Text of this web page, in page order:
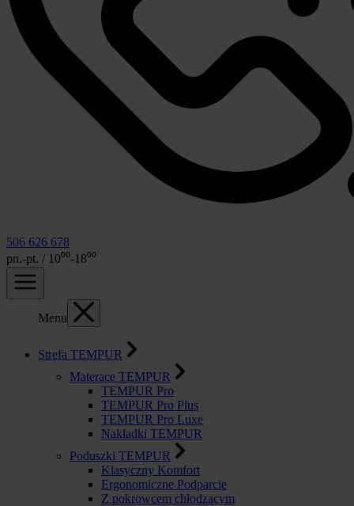
506 626 678
pn.-pt. / 10⁰⁰-18⁰⁰
Menu
Strefa TEMPUR
Materace TEMPUR
TEMPUR Pro
TEMPUR Pro Plus
TEMPUR Pro Luxe
Nakładki TEMPUR
Poduszki TEMPUR
Klasyczny Komfort
Ergonomiczne Podparcie
Z pokrowcem chłodzącym